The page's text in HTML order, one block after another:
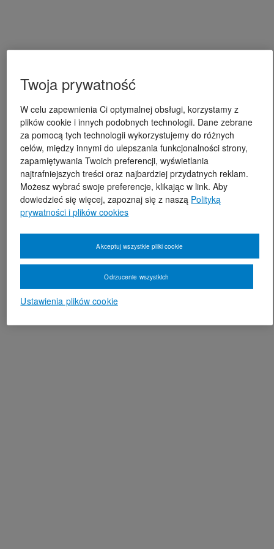
Twoja prywatność
W celu zapewnienia Ci optymalnej obsługi, korzystamy z
plików cookie i innych podobnych technologii. Dane zebrane
za pomocą tych technologii wykorzystujemy do różnych
celów, między innymi do ulepszania funkcjonalności strony,
zapamiętywania Twoich preferencji, wyświetlania
najtrafniejszych treści oraz najbardziej przydatnych reklam.
Możesz wybrać swoje preferencje, klikając w link. Aby
dowiedzieć się więcej, zapoznaj się z naszą Polityką
prywatności i plików cookies
Ustawienia plików cookie
Odrzucenie wszystkich
Akceptuj wszystkie pliki cookie